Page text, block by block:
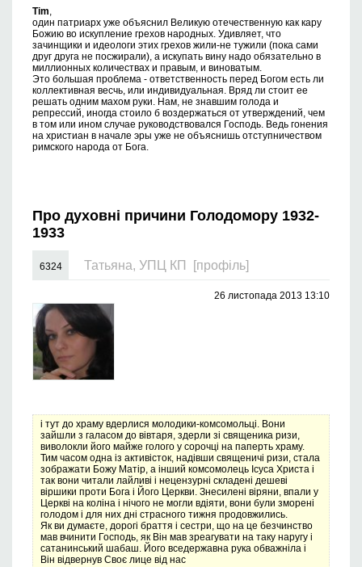
Tim,
один патриарх уже объяснил Великую отечественную как кару
Божию во искупление грехов народных. Удивляет, что
зачинщики и идеологи этих грехов жили-не тужили (пока сами
друг друга не посжирали), а искупать вину надо обязательно в
миллионных количествах и правым, и виноватым.
Это большая проблема - ответственность перед Богом есть ли
коллективная весчь, или индивидуальная. Вряд ли стоит ее
решать одним махом руки. Нам, не знавшим голода и
репрессий, иногда стоило б воздержаться от утверждений, чем
в том или ином случае руководствовался Господь. Ведь гонения
на христиан в начале эры уже не объяснишь отступничеством
римского народа от Бога.
Про духовні причини Голодомору 1932-
1933
6324 Татьяна, УПЦ КП [профіль]
26 листопада 2013 13:10
і тут до храму вдерлися молодики-комсомольці. Вони
зайшли з галасом до вівтаря, здерли зі священика ризи,
виволокли його майже голого у сорочці на паперть храму.
Тим часом одна із активісток, надівши священичі ризи, стала
зображати Божу Матір, а інший комсомолець Ісуса Христа і
так вони читали лайливі і нецензурні складені дешеві
віршики проти Бога і Його Церкви. Знесилені віряни, впали у
Церкві на коліна і нічого не могли вдіяти, вони були зморені
голодом і для них дні страсного тижня продовжились.
Як ви думаєте, дорогі браття і сестри, що на це безчинство
мав вчинити Господь, як Він мав зреагувати на таку наругу і
сатанинський шабаш. Його вседержавна рука обважніла і
Він відвернув Своє лице від нас